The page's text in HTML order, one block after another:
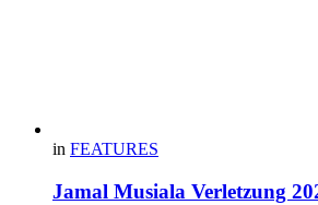
in FEATURES
Jamal Musiala Verletzung